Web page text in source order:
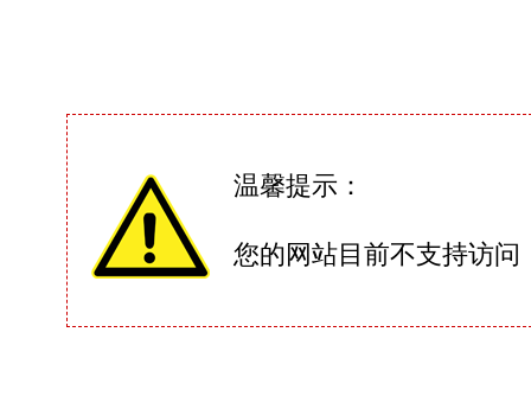
温馨提示：
您的网站目前不支持访